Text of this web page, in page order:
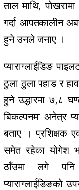
ताल माथि,
गर्दा आपतकालीन
हुने उनले जनाए ।
प्याराग्लाईडिङ
ठुला ठुला पहाड र
हुने उद्धारमा ७,८
बिकल्पनमा अनेत्र
बताए । प्रशिक्षक
समेत रहेका योगेश
ठाँउमा लगे
प्याराग्लाईडिङको